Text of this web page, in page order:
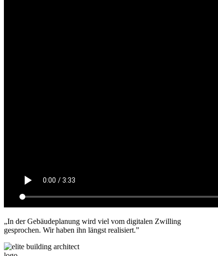
„In der Gebäudeplanung wird viel vom digitalen Zwilling
gesprochen. Wir haben ihn längst realisiert.”